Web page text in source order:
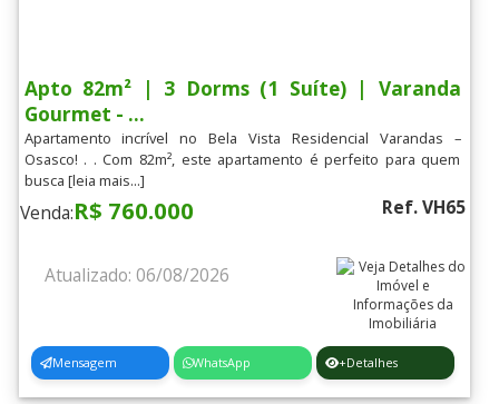
Apto 82m² | 3 Dorms (1 Suíte) | Varanda
Gourmet - ...
Apartamento incrível no Bela Vista Residencial Varandas –
Osasco! . . Com 82m², este apartamento é perfeito para quem
busca [leia mais...]
Venda:R$ 760.000 Ref. VH65
Atualizado: 06/08/2026
Mensagem WhatsApp +Detalhes